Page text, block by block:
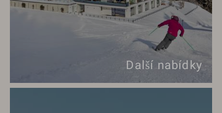
Další nabídky